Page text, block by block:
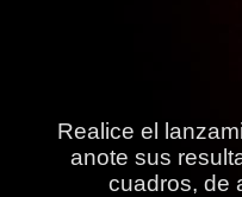
Realice el
anote sus
cuadros, de